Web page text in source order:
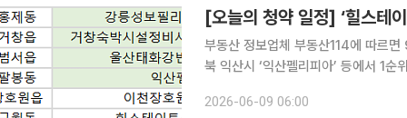
[오늘의 청약 일정] ‘힐스테
부동산 정보업체 부동산114에 따르면
북 익산시 ‘익산펠리피아’ 등에서 1
는 경기 이천시 ‘이천장호원B2(통합
2026-06-09 06:00